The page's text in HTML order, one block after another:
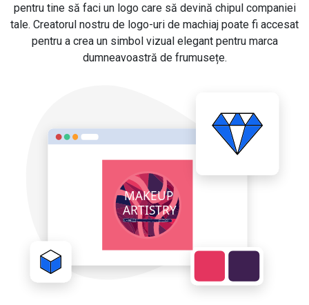
pentru tine să faci un logo care să devină chipul companiei
tale. Creatorul nostru de logo-uri de machiaj poate fi accesat
pentru a crea un simbol vizual elegant pentru marca
dumneavoastră de frumusețe.